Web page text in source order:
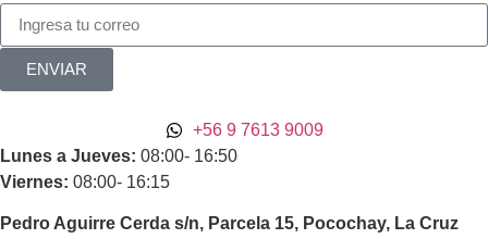
ENVIAR
+56 9 7613 9009
Lunes a Jueves: 08:00- 16:50
Viernes: 08:00- 16:15
Pedro Aguirre Cerda s/n, Parcela 15, Pocochay, La Cruz